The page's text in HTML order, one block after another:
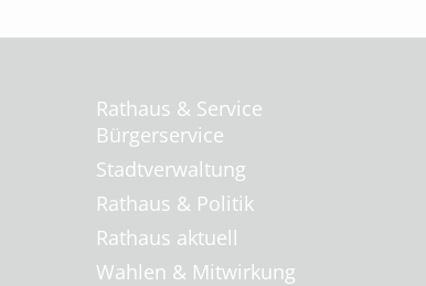
Rathaus & Service
Bürgerservice
Stadtverwaltung
Rathaus & Politik
Rathaus aktuell
Wahlen & Mitwirkung